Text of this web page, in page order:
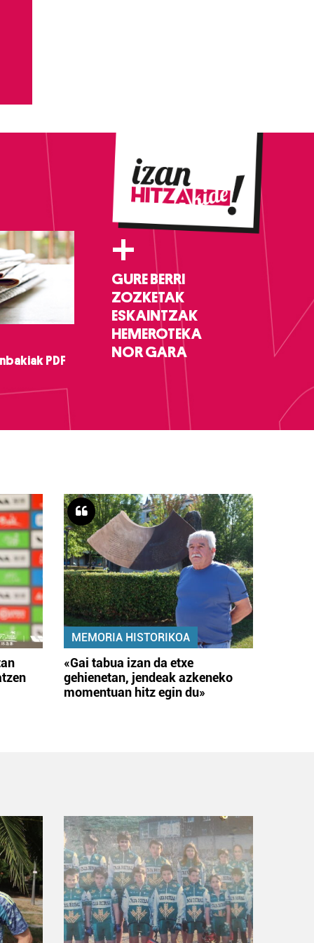
PDF
+
GURE BERRI
ZOZKETAK
ESKAINTZAK
HEMEROTEKA
NOR GARA
MEMORIA HISTORIKOA
«Gai tabua izan da etxe
gehienetan, jendeak azkeneko
momentuan hitz egin du»